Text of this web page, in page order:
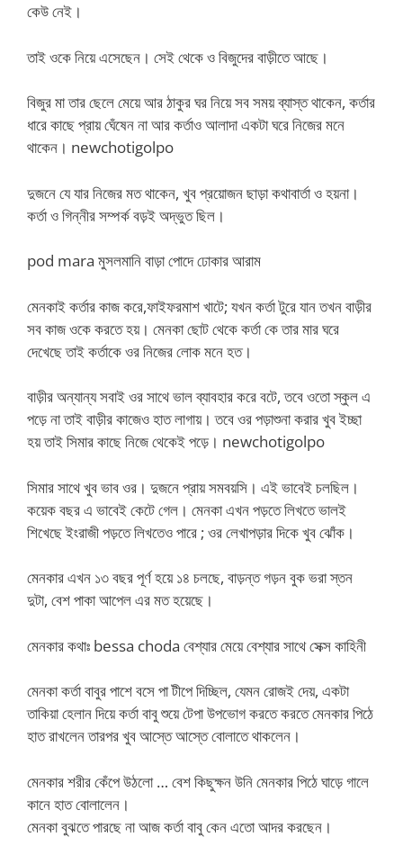
কেউ নেই।
তাই ওকে নিয়ে এসেছেন। সেই থেকে ও বিজুদের বাড়ীতে আছে।
বিজুর মা তার ছেলে মেয়ে আর ঠাকুর ঘর নিয়ে সব সময় ব্যাস্ত থাকেন, কর্তার
ধারে কাছে প্রায় ঘেঁষেন না আর কর্তাও আলাদা একটা ঘরে নিজের মনে
থাকেন। newchotigolpo
দুজনে যে যার নিজের মত থাকেন, খুব প্রয়োজন ছাড়া কথাবার্তা ও হয়না।
কর্তা ও গিন্নীর সম্পর্ক বড়ই অদ্ভুত ছিল।
pod mara মুসলমানি বাড়া পোদে ঢোকার আরাম
মেনকাই কর্তার কাজ করে,ফাইফরমাশ খাটে; যখন কর্তা টুরে যান তখন বাড়ীর
সব কাজ ওকে করতে হয়। মেনকা ছোট থেকে কর্তা কে তার মার ঘরে
দেখেছে তাই কর্তাকে ওর নিজের লোক মনে হত।
বাড়ীর অন্যান্য সবাই ওর সাথে ভাল ব্যাবহার করে বটে, তবে ওতো স্কুল এ
পড়ে না তাই বাড়ীর কাজেও হাত লাগায়। তবে ওর পড়াশুনা করার খুব ইচ্ছা
হয় তাই সিমার কাছে নিজে থেকেই পড়ে। newchotigolpo
সিমার সাথে খুব ভাব ওর। দুজনে প্রায় সমবয়সি। এই ভাবেই চলছিল।
কয়েক বছর এ ভাবেই কেটে গেল। মেনকা এখন পড়তে লিখতে ভালই
শিখেছে ইংরাজী পড়তে লিখতেও পারে ; ওর লেখাপড়ার দিকে খুব ঝোঁক।
মেনকার এখন ১৩ বছর পূর্ণ হয়ে ১৪ চলছে, বাড়ন্ত গড়ন বুক ভরা স্তন
দুটা, বেশ পাকা আপেল এর মত হয়েছে।
মেনকার কথাঃ bessa choda বেশ্যার মেয়ে বেশ্যার সাথে সেক্স কাহিনী
মেনকা কর্তা বাবুর পাশে বসে পা টীপে দিচ্ছিল, যেমন রোজই দেয়, একটা
তাকিয়া হেলান দিয়ে কর্তা বাবু শুয়ে টেপা উপভোগ করতে করতে মেনকার পিঠে
হাত রাখলেন তারপর খুব আস্তে আস্তে বোলাতে থাকলেন।
মেনকার শরীর কেঁপে উঠলো … বেশ কিছুক্ষন উনি মেনকার পিঠে ঘাড়ে গালে
কানে হাত বোলালেন।
মেনকা বুঝতে পারছে না আজ কর্তা বাবু কেন এতো আদর করছেন।